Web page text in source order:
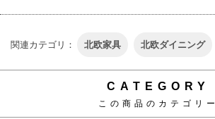
関連カテゴリ： 北欧家具 北欧ダイニング
CATEGORY
この商品のカテゴリー